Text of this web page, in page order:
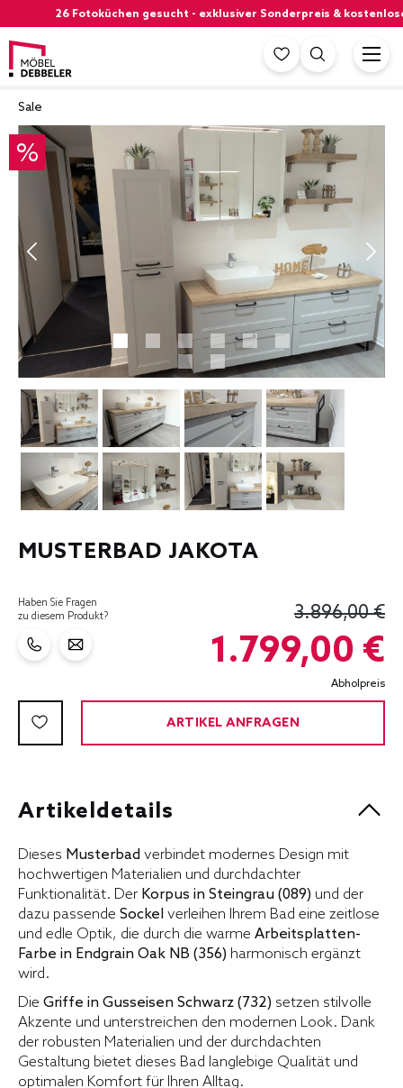
26 Fotoküchen gesucht - exklusiver Sonderpreis & kostenloser
Sale
%
MUSTERBAD JAKOTA
Haben Sie Fragen
zu diesem Produkt?
3.896,00 €
1.799,00 €
Abholpreis
ARTIKEL ANFRAGEN
Artikeldetails
Dieses Musterbad verbindet modernes Design mit
hochwertigen Materialien und durchdachter
Funktionalität. Der Korpus in Steingrau (089) und der
dazu passende Sockel verleihen Ihrem Bad eine zeitlose
und edle Optik, die durch die warme Arbeitsplatten-
Farbe in Endgrain Oak NB (356) harmonisch ergänzt
wird.
Die Griffe in Gusseisen Schwarz (732) setzen stilvolle
Akzente und unterstreichen den modernen Look. Dank
der robusten Materialien und der durchdachten
Gestaltung bietet dieses Bad langlebige Qualität und
optimalen Komfort für Ihren Alltag.